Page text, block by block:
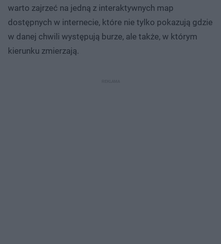
warto zajrzeć na jedną z interaktywnych map
dostępnych w internecie, które nie tylko pokazują gdzie
w danej chwili występują burze, ale także, w którym
kierunku zmierzają.